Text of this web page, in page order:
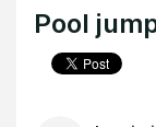
Pool